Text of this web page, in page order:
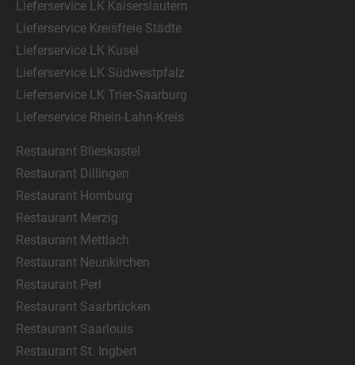
Lieferservice LK Kaiserslautern
Lieferservice Kreisfreie Städte
Lieferservice LK Kusel
Lieferservice LK Südwestpfalz
Lieferservice LK Trier-Saarburg
Lieferservice Rhein-Lahn-Kreis
Restaurant Blieskastel
Restaurant Dillingen
Restaurant Homburg
Restaurant Merzig
Restaurant Mettlach
Restaurant Neunkirchen
Restaurant Perl
Restaurant Saarbrücken
Restaurant Saarlouis
Restaurant St. Ingbert